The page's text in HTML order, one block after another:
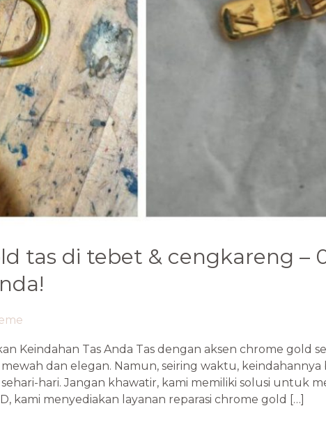
tas di tebet & cengkareng –
Keindahan Tas Anda Tas dengan aksen chrome gold
dan elegan. Namun, seiring waktu, keindahannya
hari. Jangan khawatir, kami memiliki solusi untuk
kami menyediakan layanan reparasi chrome gold […]